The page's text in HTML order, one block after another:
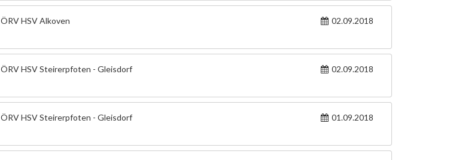
ÖRV HSV Alkoven 02.09.2018
ÖRV HSV Steirerpfoten - Gleisdorf 02.09.2018
ÖRV HSV Steirerpfoten - Gleisdorf 01.09.2018